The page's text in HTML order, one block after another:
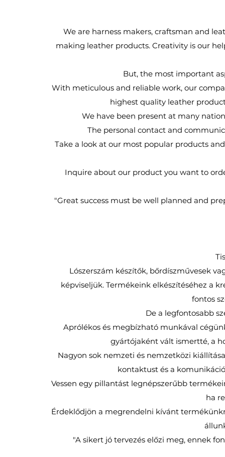
We are harness makers, craftsman and
making leather products. Creativity is our
But, the most important
With meticulous and reliable work, our
highest quality leather
We have been present at many
The personal contact and
Take a look at our most popular products
Inquire about our product you want to
"Great success must be well planned and
Lószerszám készítők, bőrdíszművesek
képviseljük. Termékeink elkészítéséhez a
fontos
De a legfontosabb
Aprólékos és megbízható munkával
gyártójaként vált ismertté, a
Nagyon sok nemzeti és nemzetközi
kontaktust és a
Vessen egy pillantást legnépszerűbb
ha
Érdeklődjön a megrendelni kívánt
"A sikert jó tervezés előzi meg, ennek